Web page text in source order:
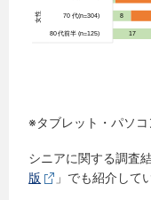
※タブレット・パソ
シニアに関する調査
版
」でも紹介して